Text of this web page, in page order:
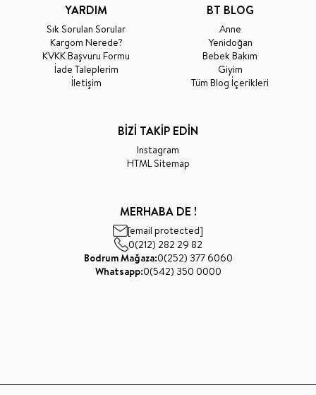
YARDIM
Sık Sorulan Sorular
Kargom Nerede?
KVKK Başvuru Formu
İade Taleplerim
İletişim
BT BLOG
Anne
Yenidoğan
Bebek Bakım
Giyim
Tüm Blog İçerikleri
BİZİ TAKİP EDİN
Instagram
HTML Sitemap
MERHABA DE !
[email protected]
0(212) 282 29 82
Bodrum Mağaza:0(252) 377 6060
Whatsapp:0(542) 350 0000